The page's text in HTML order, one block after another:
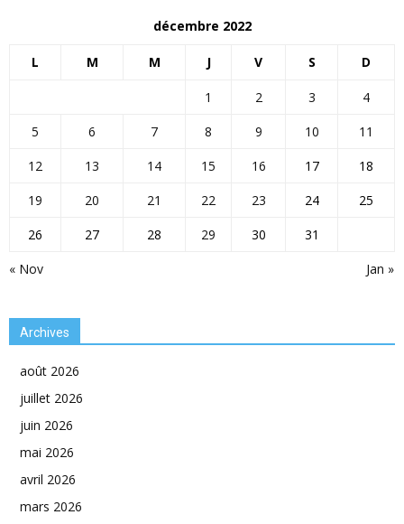
décembre 2022
L M M J V S D
« Nov Jan »
1 2 3
4
5
6 7 8 9 10
11
12
13 14 15 16 17
18
19
20 21 22 23 24
25
26
27 28 29 30 31
Archives
août 2026
juillet 2026
juin 2026
mai 2026
avril 2026
mars 2026